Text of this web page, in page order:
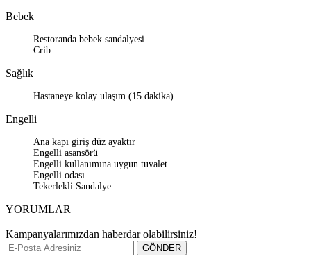
Bebek
Restoranda bebek sandalyesi
Crib
Sağlık
Hastaneye kolay ulaşım (15 dakika)
Engelli
Ana kapı giriş düz ayaktır
Engelli asansörü
Engelli kullanımına uygun tuvalet
Engelli odası
Tekerlekli Sandalye
YORUMLAR
Kampanyalarımızdan haberdar olabilirsiniz!